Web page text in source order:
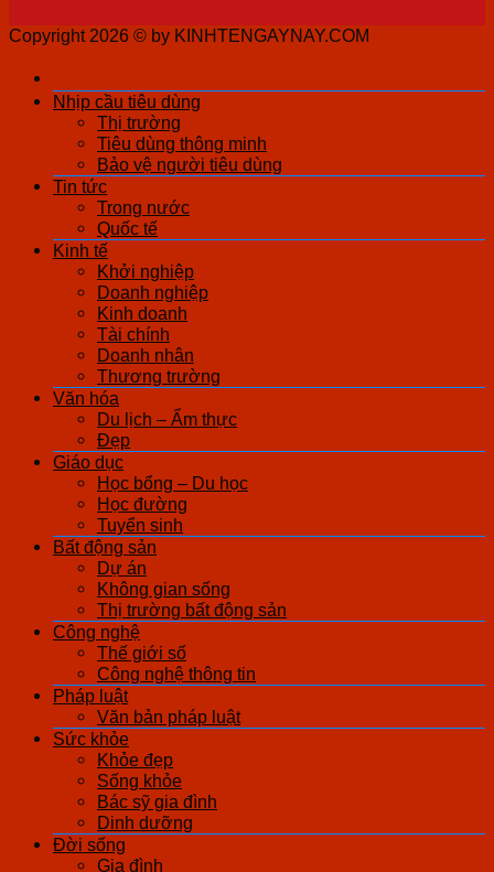
Copyright 2026 © by KINHTENGAYNAY.COM
Nhịp cầu tiêu dùng
Thị trường
Tiêu dùng thông minh
Bảo vệ người tiêu dùng
Tin tức
Trong nước
Quốc tế
Kinh tế
Khởi nghiệp
Doanh nghiệp
Kinh doanh
Tài chính
Doanh nhân
Thương trường
Văn hóa
Du lịch – Ẩm thực
Đẹp
Giáo dục
Học bổng – Du học
Học đường
Tuyển sinh
Bất động sản
Dự án
Không gian sống
Thị trường bất động sản
Công nghệ
Thế giới số
Công nghệ thông tin
Pháp luật
Văn bản pháp luật
Sức khỏe
Khỏe đẹp
Sống khỏe
Bác sỹ gia đình
Dinh dưỡng
Đời sống
Gia đình